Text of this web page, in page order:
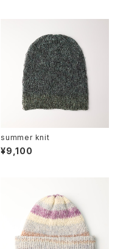
summer knit
¥9,100